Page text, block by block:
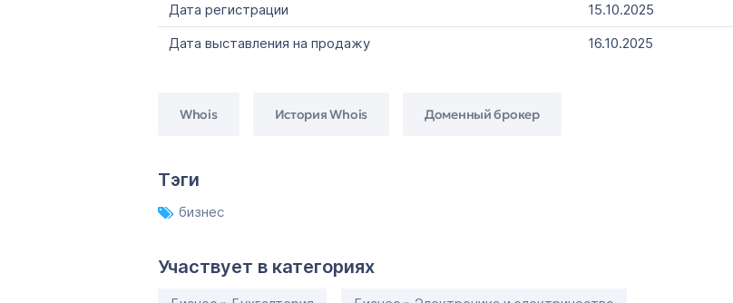
Дата регистрации
15.10.2025
Дата выставления на продажу
16.10.2025
Whois История Whois Доменный брокер
Тэги
бизнес
Участвует в категориях